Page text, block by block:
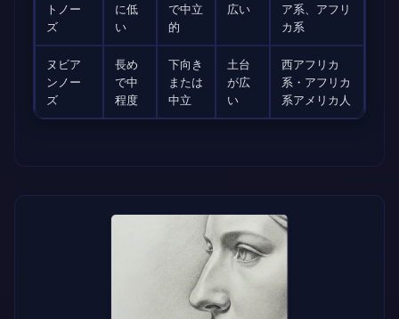
トノー
ズ
に低
い
で中立
的
広い
ア系、アフリ
カ系
ヌビア
ンノー
ズ
長め
で中
程度
下向き
または
中立
土台
が広
い
西アフリカ
系・アフリカ
系アメリカ人